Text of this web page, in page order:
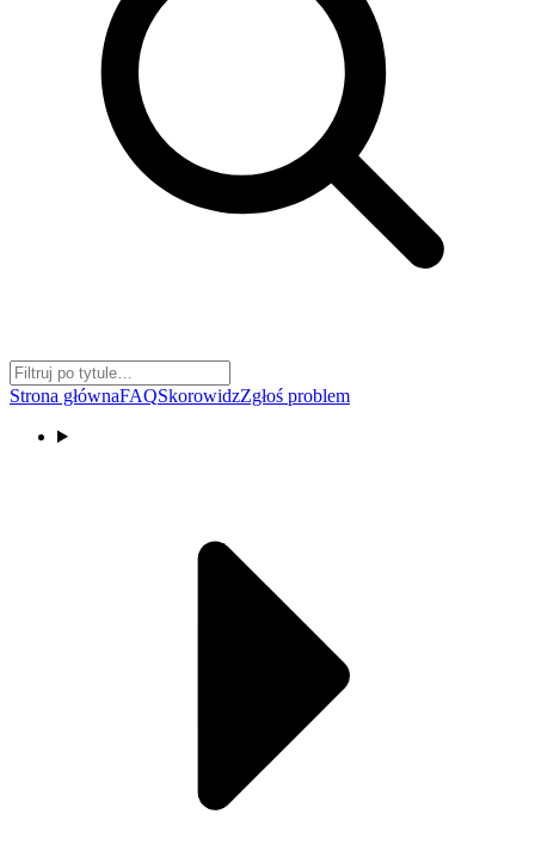
Strona głównaFAQSkorowidzZgłoś problem